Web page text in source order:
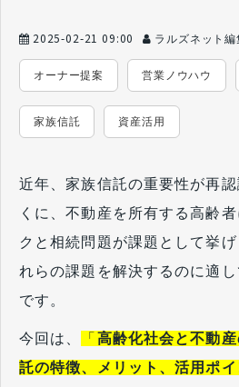
2025-02-21 09:00 ラルズネット編
オーナー提案 営業ノウハウ
家族信託 資産活用
近年、家族信託の重要性が再
くに、不動産を所有する高齢
クと相続問題が課題として挙
れらの課題を解決するのに適
です。
今回は、 「 高齢化社会と不動
託の特徴、メリット、活用ポ